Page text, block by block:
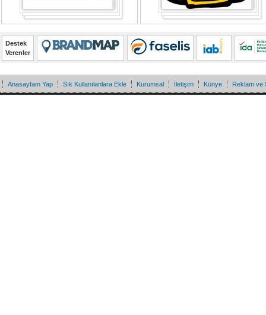
Destek
Verenler
Anasayfam Yap Sık Kullanılanlara Ekle Kurumsal İletişim Künye Reklam ve